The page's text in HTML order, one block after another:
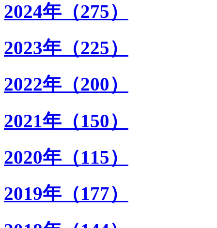
2024年（275）
2023年（225）
2022年（200）
2021年（150）
2020年（115）
2019年（177）